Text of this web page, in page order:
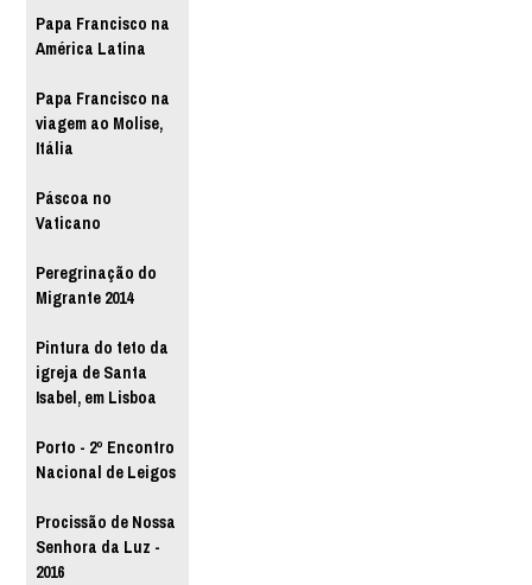
Papa Francisco na
América Latina
Papa Francisco na
viagem ao Molise,
Itália
Páscoa no
Vaticano
Peregrinação do
Migrante 2014
Pintura do teto da
igreja de Santa
Isabel, em Lisboa
Porto - 2º Encontro
Nacional de Leigos
Procissão de Nossa
Senhora da Luz -
2016